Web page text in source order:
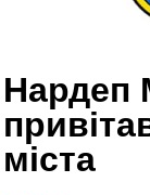
Нардеп
міста